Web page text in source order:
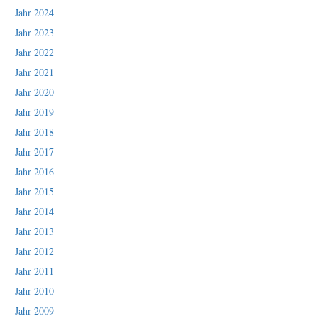
Jahr 2024
Jahr 2023
Jahr 2022
Jahr 2021
Jahr 2020
Jahr 2019
Jahr 2018
Jahr 2017
Jahr 2016
Jahr 2015
Jahr 2014
Jahr 2013
Jahr 2012
Jahr 2011
Jahr 2010
Jahr 2009